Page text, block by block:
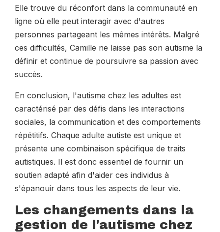
Elle trouve du réconfort dans la communauté en
ligne où elle peut interagir avec d'autres
personnes partageant les mêmes intérêts. Malgré
ces difficultés, Camille ne laisse pas son autisme la
définir et continue de poursuivre sa passion avec
succès.
En conclusion, l'autisme chez les adultes est
caractérisé par des défis dans les interactions
sociales, la communication et des comportements
répétitifs. Chaque adulte autiste est unique et
présente une combinaison spécifique de traits
autistiques. Il est donc essentiel de fournir un
soutien adapté afin d'aider ces individus à
s'épanouir dans tous les aspects de leur vie.
Les changements dans la
gestion de l'autisme chez